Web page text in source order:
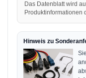
Das Datenblatt wird
Produktinformationen
Hinweis zu